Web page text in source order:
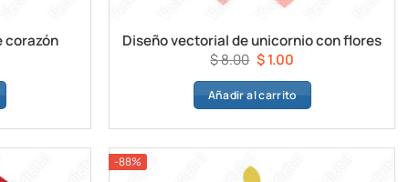
corazón
Diseño vectorial de unicornio con flores
$8.00 El
precio
original
$ 8.00.
$1.00
precio
actual
$ 1.00.
Añadir al carrito
-88%